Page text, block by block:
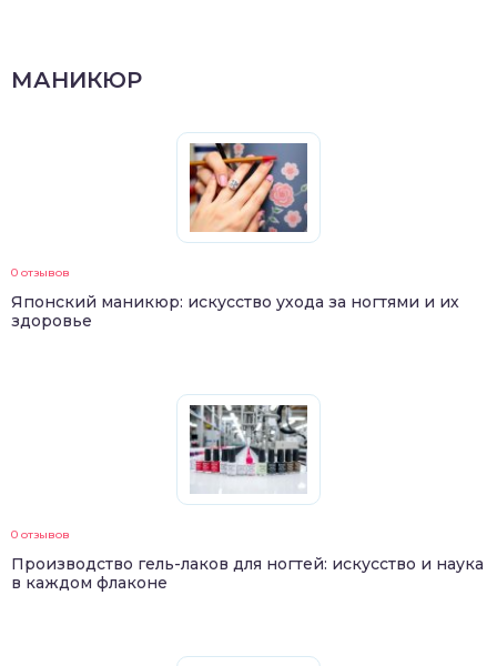
МАНИКЮР
0 отзывов
Японский маникюр: искусство ухода за ногтями и их
здоровье
0 отзывов
Производство гель-лаков для ногтей: искусство и наука
в каждом флаконе